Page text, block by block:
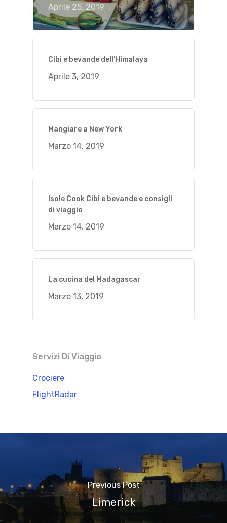
Aprile 25, 2019
Cibi e bevande dell’Himalaya
Aprile 3, 2019
Mangiare a New York
Marzo 14, 2019
Isole Cook Cibi e bevande e consigli
di viaggio
Marzo 14, 2019
La cucina del Madagascar
Marzo 13, 2019
Servizi Di Viaggio
Crociere
FlightRadar
Previous Post
Limerick